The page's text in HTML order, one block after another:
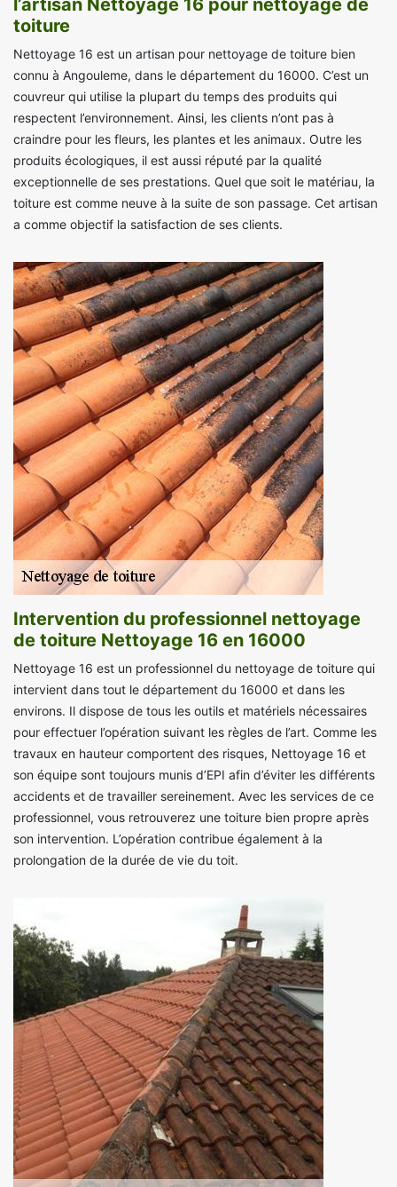
l’artisan Nettoyage 16 pour nettoyage de
toiture
Nettoyage 16 est un artisan pour nettoyage de toiture bien
connu à Angouleme, dans le département du 16000. C’est un
couvreur qui utilise la plupart du temps des produits qui
respectent l’environnement. Ainsi, les clients n’ont pas à
craindre pour les fleurs, les plantes et les animaux. Outre les
produits écologiques, il est aussi réputé par la qualité
exceptionnelle de ses prestations. Quel que soit le matériau, la
toiture est comme neuve à la suite de son passage. Cet artisan
a comme objectif la satisfaction de ses clients.
Intervention du professionnel nettoyage
de toiture Nettoyage 16 en 16000
Nettoyage 16 est un professionnel du nettoyage de toiture qui
intervient dans tout le département du 16000 et dans les
environs. Il dispose de tous les outils et matériels nécessaires
pour effectuer l’opération suivant les règles de l’art. Comme les
travaux en hauteur comportent des risques, Nettoyage 16 et
son équipe sont toujours munis d’EPI afin d’éviter les différents
accidents et de travailler sereinement. Avec les services de ce
professionnel, vous retrouverez une toiture bien propre après
son intervention. L’opération contribue également à la
prolongation de la durée de vie du toit.